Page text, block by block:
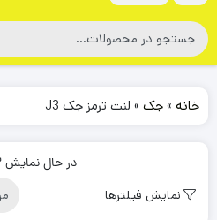
خانه »جک » لنت ترمز جک J3
در حال نمایش 2 نتیجه
نمایش فیلترها